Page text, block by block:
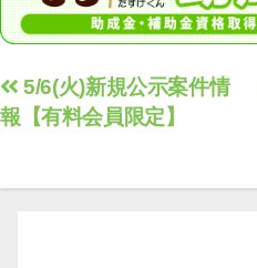
投
稿
ビ
5/6(火)新規公示案件情
報【有料会員限定】